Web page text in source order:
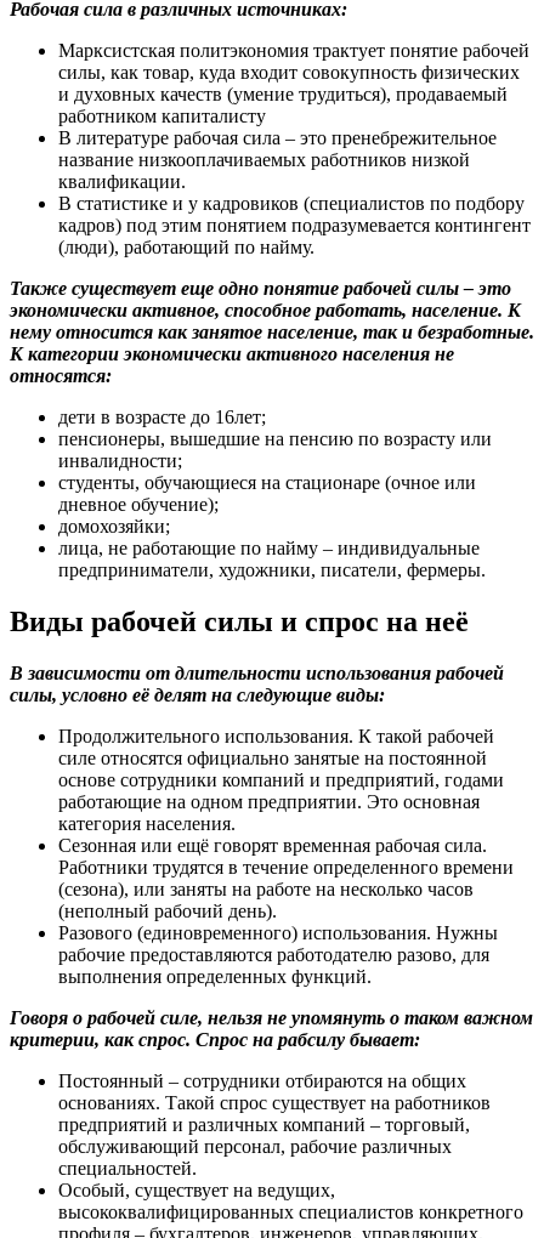
Рабочая сила в различных источниках:
Марксистская политэкономия трактует понятие рабочей
силы, как товар, куда входит совокупность физических
и духовных качеств (умение трудиться), продаваемый
работником капиталисту
В литературе рабочая сила – это пренебрежительное
название низкооплачиваемых работников низкой
квалификации.
В статистике и у кадровиков (специалистов по подбору
кадров) под этим понятием подразумевается контингент
(люди), работающий по найму.
Также существует еще одно понятие рабочей силы – это
экономически активное, способное работать, население. К
нему относится как занятое население, так и безработные.
К категории экономически активного населения не
относятся:
дети в возрасте до 16лет;
пенсионеры, вышедшие на пенсию по возрасту или
инвалидности;
студенты, обучающиеся на стационаре (очное или
дневное обучение);
домохозяйки;
лица, не работающие по найму – индивидуальные
предприниматели, художники, писатели, фермеры.
Виды рабочей силы и спрос на неё
В зависимости от длительности использования рабочей
силы, условно её делят на следующие виды:
Продолжительного использования. К такой рабочей
силе относятся официально занятые на постоянной
основе сотрудники компаний и предприятий, годами
работающие на одном предприятии. Это основная
категория населения.
Сезонная или ещё говорят временная рабочая сила.
Работники трудятся в течение определенного времени
(сезона), или заняты на работе на несколько часов
(неполный рабочий день).
Разового (единовременного) использования. Нужны
рабочие предоставляются работодателю разово, для
выполнения определенных функций.
Говоря о рабочей силе, нельзя не упомянуть о таком важном
критерии, как спрос. Спрос на рабсилу бывает:
Постоянный – сотрудники отбираются на общих
основаниях. Такой спрос существует на работников
предприятий и различных компаний – торговый,
обслуживающий персонал, рабочие различных
специальностей.
Особый, существует на ведущих,
высококвалифицированных специалистов конкретного
профиля – бухгалтеров, инженеров, управляющих,